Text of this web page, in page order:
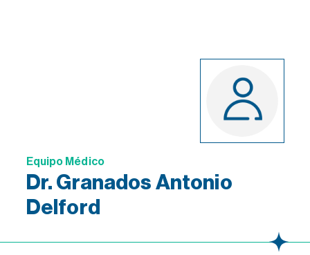
Equipo Médico
Dr. Granados Antonio
Delford